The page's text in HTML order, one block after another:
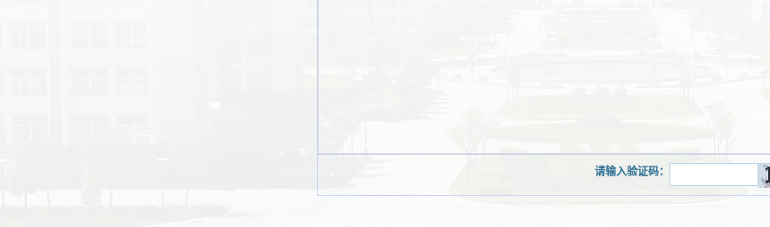
请输入验证码：